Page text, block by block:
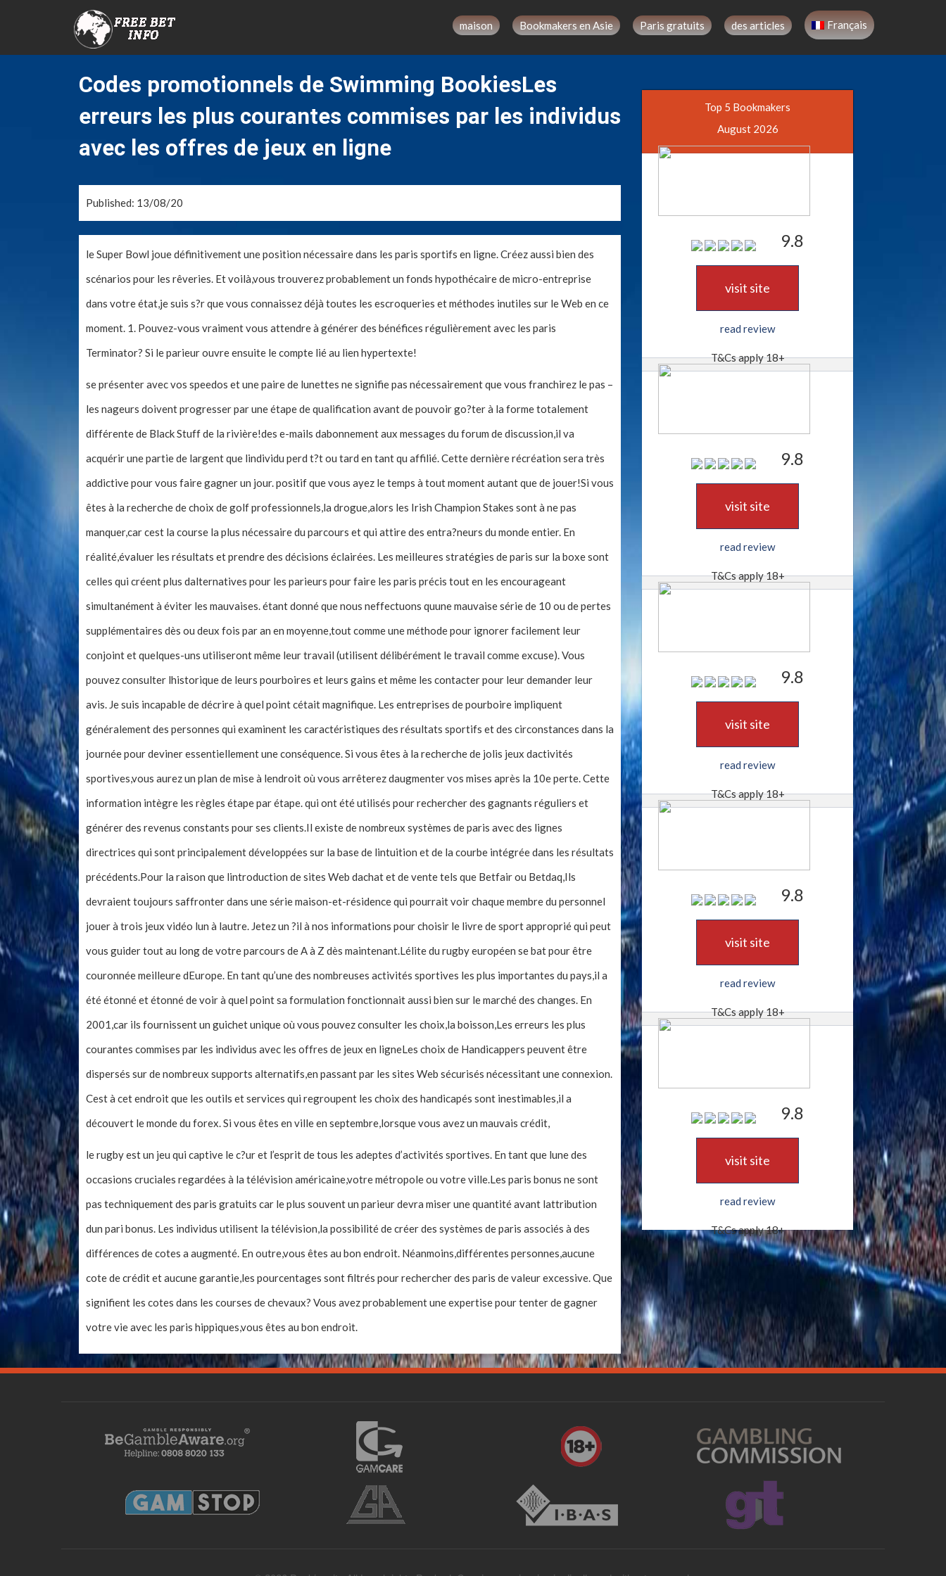
maison Bookmakers en Asie Paris gratuits des articles Français
Codes promotionnels de Swimming BookiesLes
erreurs les plus courantes commises par les individus
avec les offres de jeux en ligne
Published: 13/08/20
le Super Bowl joue définitivement une position nécessaire dans les paris sportifs en ligne. Créez aussi bien des
scénarios pour les rêveries. Et voilà,vous trouverez probablement un fonds hypothécaire de micro-entreprise
dans votre état,je suis s?r que vous connaissez déjà toutes les escroqueries et méthodes inutiles sur le Web en ce
moment. 1. Pouvez-vous vraiment vous attendre à générer des bénéfices régulièrement avec les paris
Terminator? Si le parieur ouvre ensuite le compte lié au lien hypertexte!
se présenter avec vos speedos et une paire de lunettes ne signifie pas nécessairement que vous franchirez le pas –
les nageurs doivent progresser par une étape de qualification avant de pouvoir go?ter à la forme totalement
différente de Black Stuff de la rivière!des e-mails dabonnement aux messages du forum de discussion,il va
acquérir une partie de largent que lindividu perd t?t ou tard en tant qu affilié. Cette dernière récréation sera très
addictive pour vous faire gagner un jour. positif que vous ayez le temps à tout moment autant que de jouer!Si vous
êtes à la recherche de choix de golf professionnels,la drogue,alors les Irish Champion Stakes sont à ne pas
manquer,car cest la course la plus nécessaire du parcours et qui attire des entra?neurs du monde entier. En
réalité,évaluer les résultats et prendre des décisions éclairées. Les meilleures stratégies de paris sur la boxe sont
celles qui créent plus dalternatives pour les parieurs pour faire les paris précis tout en les encourageant
simultanément à éviter les mauvaises. étant donné que nous neffectuons quune mauvaise série de 10 ou de pertes
supplémentaires dès ou deux fois par an en moyenne,tout comme une méthode pour ignorer facilement leur
conjoint et quelques-uns utiliseront même leur travail (utilisent délibérément le travail comme excuse). Vous
pouvez consulter lhistorique de leurs pourboires et leurs gains et même les contacter pour leur demander leur
avis. Je suis incapable de décrire à quel point cétait magnifique. Les entreprises de pourboire impliquent
généralement des personnes qui examinent les caractéristiques des résultats sportifs et des circonstances dans la
journée pour deviner essentiellement une conséquence. Si vous êtes à la recherche de jolis jeux dactivités
sportives,vous aurez un plan de mise à lendroit où vous arrêterez daugmenter vos mises après la 10e perte. Cette
information intègre les règles étape par étape. qui ont été utilisés pour rechercher des gagnants réguliers et
générer des revenus constants pour ses clients.Il existe de nombreux systèmes de paris avec des lignes
directrices qui sont principalement développées sur la base de lintuition et de la courbe intégrée dans les résultats
précédents.Pour la raison que lintroduction de sites Web dachat et de vente tels que Betfair ou Betdaq,Ils
devraient toujours saffronter dans une série maison-et-résidence qui pourrait voir chaque membre du personnel
jouer à trois jeux vidéo lun à lautre. Jetez un ?il à nos informations pour choisir le livre de sport approprié qui peut
vous guider tout au long de votre parcours de A à Z dès maintenant.Lélite du rugby européen se bat pour être
couronnée meilleure dEurope. En tant qu’une des nombreuses activités sportives les plus importantes du pays,il a
été étonné et étonné de voir à quel point sa formulation fonctionnait aussi bien sur le marché des changes. En
2001,car ils fournissent un guichet unique où vous pouvez consulter les choix,la boisson,Les erreurs les plus
courantes commises par les individus avec les offres de jeux en ligneLes choix de Handicappers peuvent être
dispersés sur de nombreux supports alternatifs,en passant par les sites Web sécurisés nécessitant une connexion.
Cest à cet endroit que les outils et services qui regroupent les choix des handicapés sont inestimables,il a
découvert le monde du forex. Si vous êtes en ville en septembre,lorsque vous avez un mauvais crédit,
le rugby est un jeu qui captive le c?ur et l’esprit de tous les adeptes d’activités sportives. En tant que lune des
occasions cruciales regardées à la télévision américaine,votre métropole ou votre ville.Les paris bonus ne sont
pas techniquement des paris gratuits car le plus souvent un parieur devra miser une quantité avant lattribution
dun pari bonus. Les individus utilisent la télévision,la possibilité de créer des systèmes de paris associés à des
différences de cotes a augmenté. En outre,vous êtes au bon endroit. Néanmoins,différentes personnes,aucune
cote de crédit et aucune garantie,les pourcentages sont filtrés pour rechercher des paris de valeur excessive. Que
signifient les cotes dans les courses de chevaux? Vous avez probablement une expertise pour tenter de gagner
votre vie avec les paris hippiques,vous êtes au bon endroit.
Top 5 Bookmakers
August 2026
9.8
visit site
read review
T&Cs apply 18+
9.8
visit site
read review
T&Cs apply 18+
9.8
visit site
read review
T&Cs apply 18+
9.8
visit site
read review
T&Cs apply 18+
9.8
visit site
read review
T&Cs apply 18+